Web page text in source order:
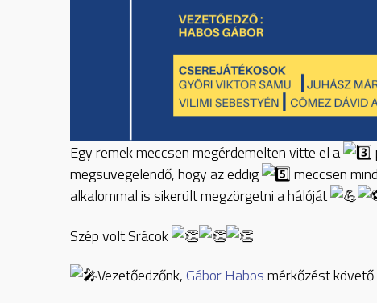
Egy remek meccsen megérdemelten vitte el a
megsüvegelendő, hogy az eddig
meccsen
alkalommal is sikerült megzörgetni a hálóját
Szépvolt Srácok
Vezetőedzőnk,Gábor Habosmérkőzést